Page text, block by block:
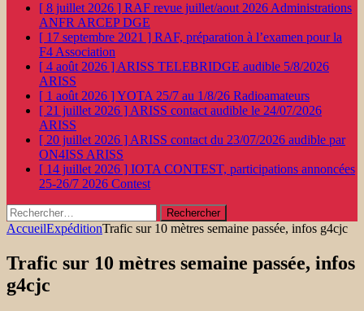
[ 8 juillet 2026 ] RAF revue juillet/aout 2026 Administrations
ANFR ARCEP DGE
[ 17 septembre 2021 ] RAF, préparation à l’examen pour la
F4 Association
[ 4 août 2026 ] ARISS TELEBRIDGE audible 5/8/2026
ARISS
[ 1 août 2026 ]YOTA 25/7 au 1/8/26 Radioamateurs
[ 21 juillet 2026 ] ARISS contact audible le 24/07/2026
ARISS
[ 20 juillet 2026 ] ARISS contact du 23/07/2026 audible par
ON4ISS ARISS
[ 14 juillet 2026 ] IOTA CONTEST, participations annoncées
25-26/7 2026 Contest
Rechercher :
AccueilExpéditionTrafic sur 10 mètres semaine passée, infos g4cjc
Trafic sur 10 mètres semaine passée, infos
g4cjc